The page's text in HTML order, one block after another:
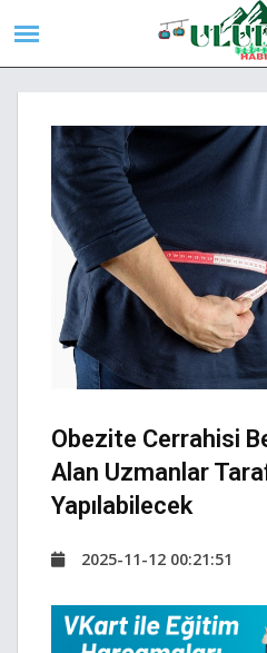
Obezite Cerrahisi
Alan Uzmanlar
Yapılabilecek
2025-11-12 00:21:51